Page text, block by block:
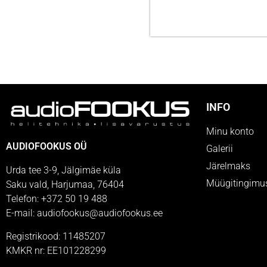
AUDIOFOOKUS OÜ
Urda tee 3-9, Jälgimäe küla
Saku vald, Harjumaa, 76404
Telefon: +372 50 19 488
E-mail: audiofookus@audiofookus.ee
Registrikood: 11485207
KMKR nr: EE101228299
INFO
Minu konto
Galerii
Järelmaks